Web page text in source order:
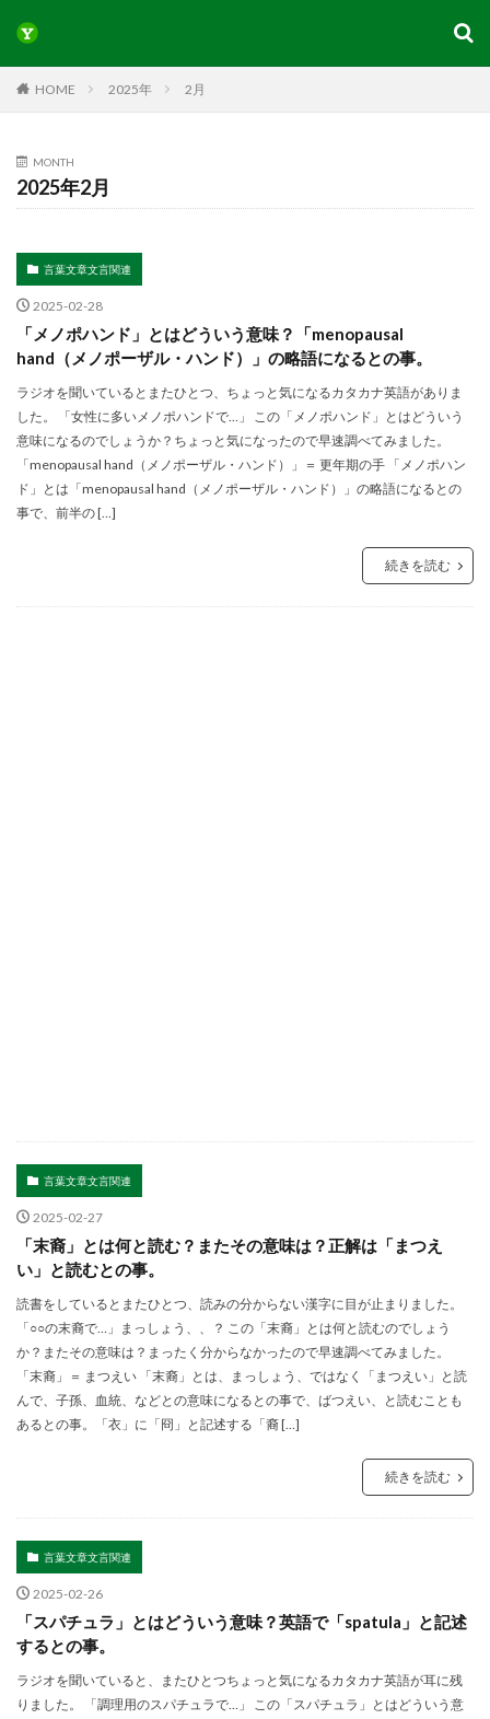
HOME 2025年 2月
MONTH
2025年2月
言葉文章文言関連
2025-02-28
「メノポハンド」とはどういう意味？「menopausal
hand（メノポーザル・ハンド）」の略語になるとの事。
ラジオを聞いているとまたひとつ、ちょっと気になるカタカナ英語がありま
した。 「女性に多いメノポハンドで…」 この「メノポハンド」とはどういう
意味になるのでしょうか？ちょっと気になったので早速調べてみました。
「menopausal hand（メノポーザル・ハンド）」＝ 更年期の手 「メノポハン
ド」とは「menopausal hand（メノポーザル・ハンド）」の略語になるとの
事で、前半の […]
続きを読む
言葉文章文言関連
2025-02-27
「末裔」とは何と読む？またその意味は？正解は「まつえ
い」と読むとの事。
読書をしているとまたひとつ、読みの分からない漢字に目が止まりました。
「○○の末裔で…」まっしょう、、？ この「末裔」とは何と読むのでしょう
か？またその意味は？まったく分からなかったので早速調べてみました。
「末裔」＝ まつえい 「末裔」とは、まっしょう、ではなく「まつえい」と読
んで、子孫、血統、などとの意味になるとの事で、ばつえい、と読むことも
あるとの事。「衣」に「冏」と記述する「裔 […]
続きを読む
言葉文章文言関連
2025-02-26
「スパチュラ」とはどういう意味？英語で「spatula」と記述
するとの事。
ラジオを聞いていると、またひとつちょっと気になるカタカナ英語が耳に残
りました。 「調理用のスパチュラで…」 この「スパチュラ」とはどういう意